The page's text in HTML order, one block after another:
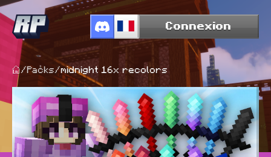
Connexion
/ Packs/midnight 16x recolors